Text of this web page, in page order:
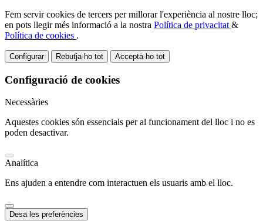
Fem servir cookies de tercers per millorar l'experiència al nostre lloc;
en pots llegir més informació a la nostra Política de privacitat &
Política de cookies .
Configurar Rebutja-ho tot Accepta-ho tot
Configuració de cookies
Necessàries
Aquestes cookies són essencials per al funcionament del lloc i no es
poden desactivar.
Analítica
Ens ajuden a entendre com interactuen els usuaris amb el lloc.
Desa les preferències